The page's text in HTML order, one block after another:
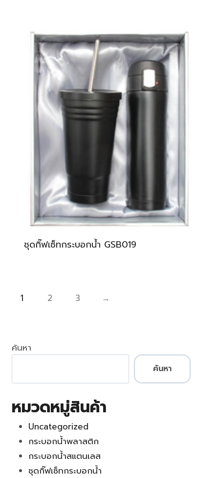
ชุดกิ๊ฟเซ็ทกระบอกน้ำ GSB019
1 2 3 →
ค้นหา
ค้นหา
หมวดหมู่สินค้า
Uncategorized
กระบอกน้ำพลาสติก
กระบอกน้ำสแตนเลส
ชุดกิ๊ฟเซ็ทกระบอกน้ำ